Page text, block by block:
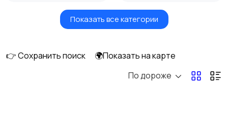
Умные часы и
Стационарные
Запчасти
Показать все категории
👉 Сохранить поиск
🌍Показать на карте
По дороже